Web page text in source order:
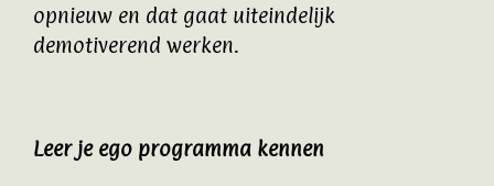
opnieuw en dat gaat uiteindelijk
demotiverend werken.
Leer je ego programma kennen